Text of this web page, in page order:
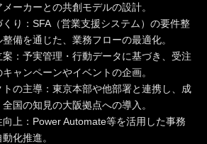
ーカーとの共創モデルの設計。
くり：SFA（営業支援システム）の要件整
備を通じた、業務フローの最適化。
案：予実管理・行動データに基づき、受注
ャンペーンやイベントの企画。
トの主導：東京本部や他部署と連携し、成
国の知見の大阪拠点への導入。
向上：Power Automate等を活用した事務
化推進。